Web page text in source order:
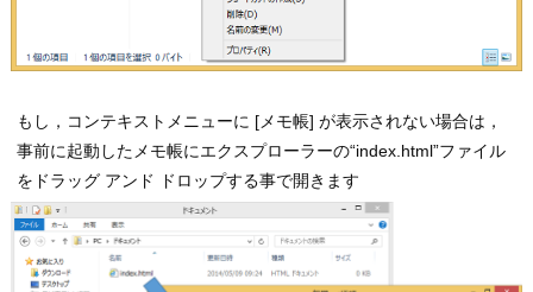
もし，コンテキストメニューに [メモ帳] が表示されない場合は，
事前に起動したメモ帳にエクスプローラーの“index.html”ファイル
をドラッグ アンド ドロップする事で開きます